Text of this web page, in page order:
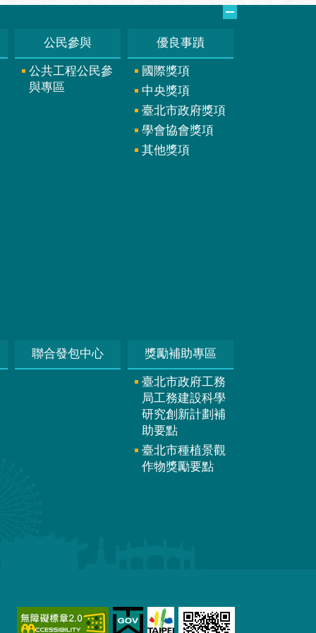
公民參與
公共工程公民參
與專區
優良事蹟
國際獎項
中央獎項
臺北市政府獎項
學會協會獎項
其他獎項
聯合發包中心 獎勵補助專區
臺北市政府工務
局工務建設科學
研究創新計劃補
助要點
臺北市種植景觀
作物獎勵要點